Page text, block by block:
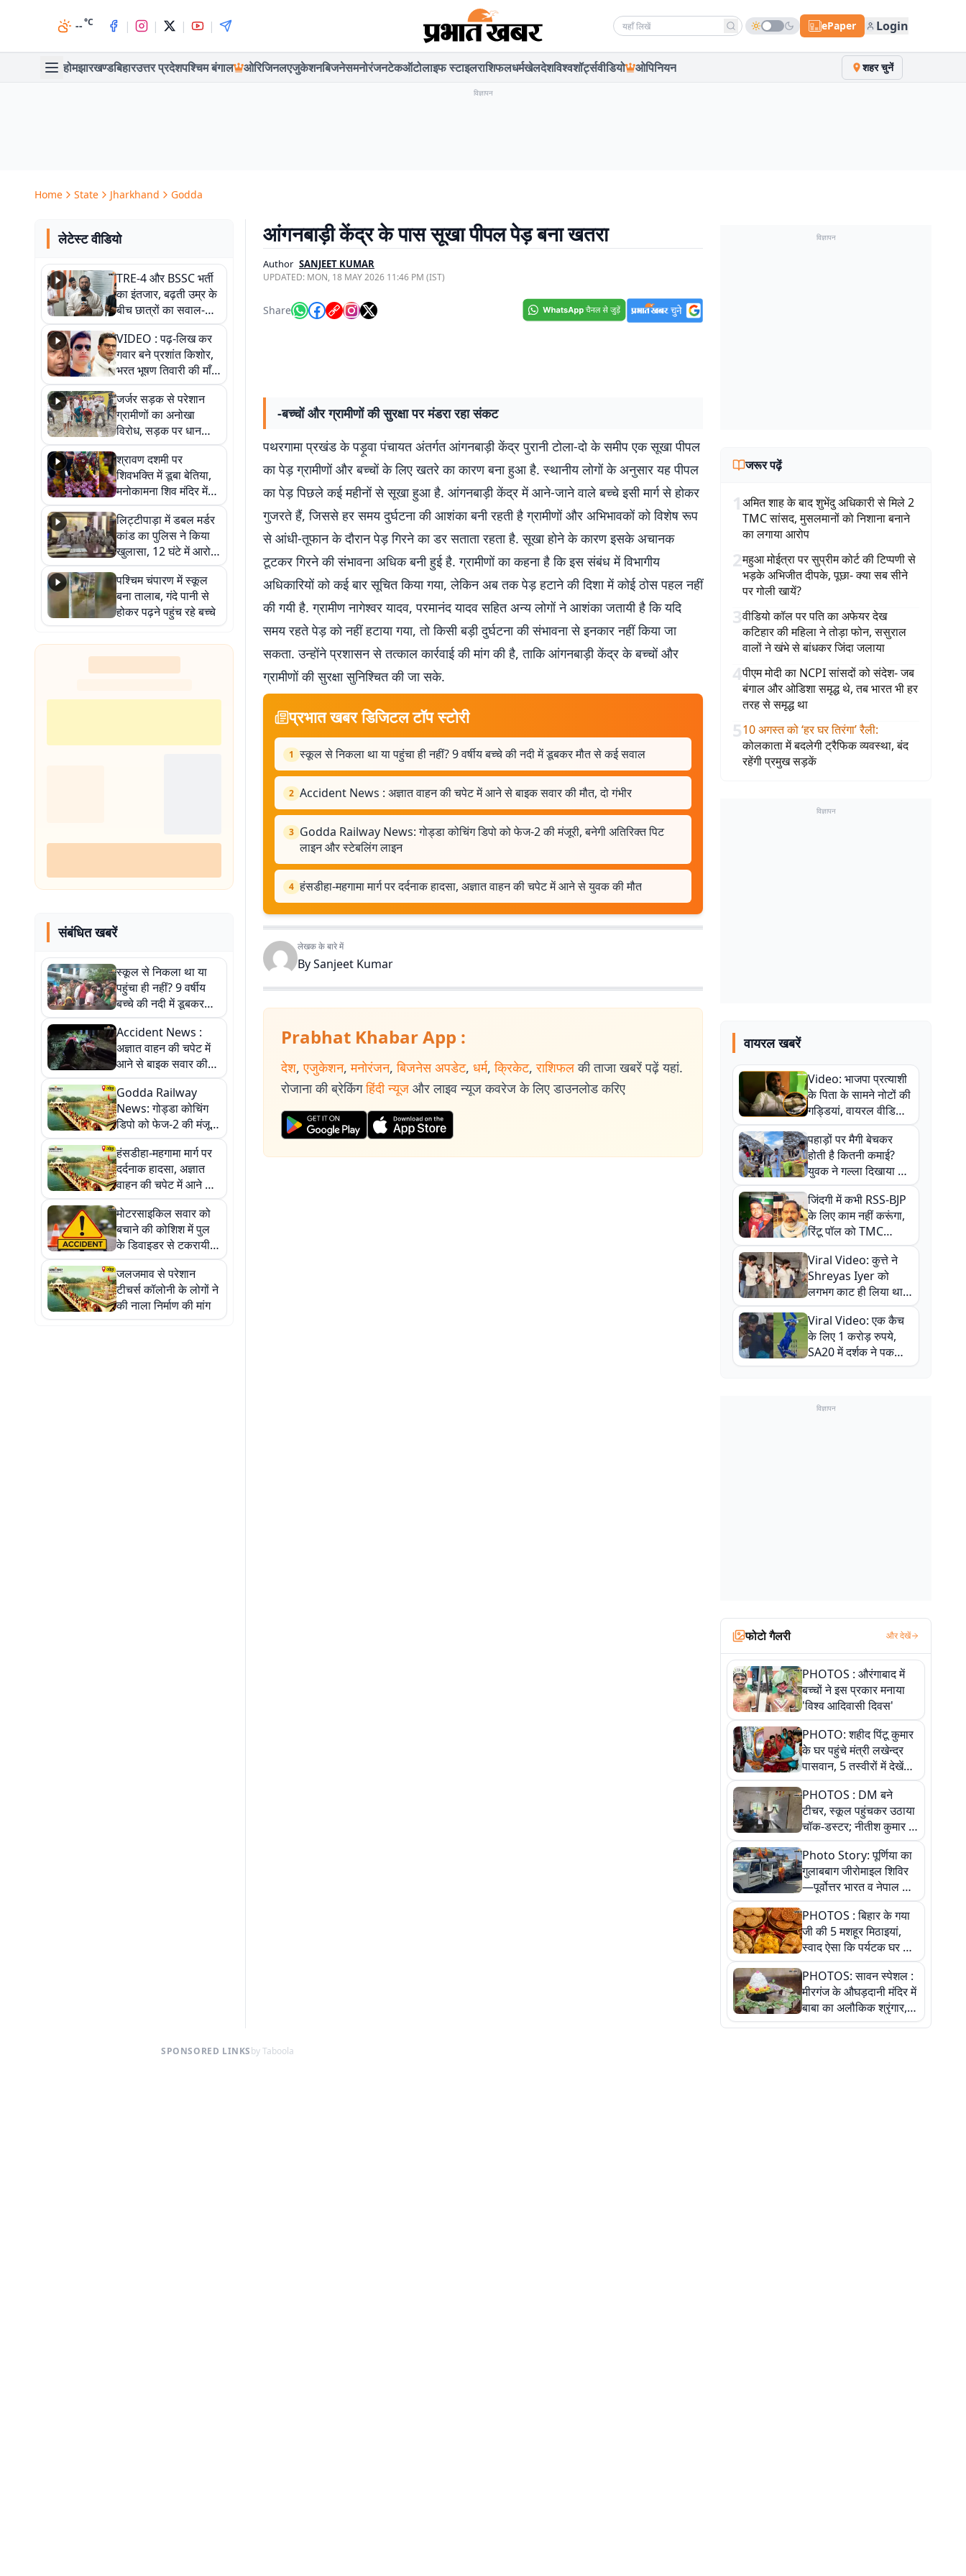
--°C | | | | Search news ePaper Login
होमझारखण्डबिहारउत्तर प्रदेशपश्चिम बंगाल ओरिजिनलएजुकेशनबिजनेसमनोरंजनटेकऑटोलाइफ स्टाइलराशिफलधर्मखेलदेशविश्वशॉर्ट्सवीडियो ओपिनियन शहर चुनें
विज्ञापन
Home State Jharkhand Godda
लेटेस्ट वीडियो
TRE-4 और BSSC भर्ती
का इंतजार, बढ़ती उम्र के
बीच छात्रों का सवाल-
आखिर कब आएगी बहाली?
देखें वीडियो
VIDEO : पढ़-लिख कर
गवार बने प्रशांत किशोर,
भरत भूषण तिवारी की माँ ने
कहा नहीं थी उम्मीद, बेटा
था तो किसी को बोलने की
नहीं थी हिम्मत
जर्जर सड़क से परेशान
ग्रामीणों का अनोखा
विरोध, सड़क पर धान
रोपकर और खाद डालकर
जताया आक्रोश
श्रावण दशमी पर
शिवभक्ति में डूबा बेतिया,
मनोकामना शिव मंदिर में
हुआ भव्य श्रृंगार
लिट्टीपाड़ा में डबल मर्डर
कांड का पुलिस ने किया
खुलासा, 12 घंटे में आरोपी
गिरफ्तार
पश्चिम चंपारण में स्कूल
बना तालाब, गंदे पानी से
होकर पढ़ने पहुंच रहे बच्चे
संबंधित खबरें
स्कूल से निकला था या
पहुंचा ही नहीं? 9 वर्षीय
बच्चे की नदी में डूबकर
मौत से कई सवाल
Accident News :
अज्ञात वाहन की चपेट में
आने से बाइक सवार की
मौत, दो गंभीर
Godda Railway
News: गोड्डा कोचिंग
डिपो को फेज-2 की मंजूरी,
बनेगी अतिरिक्त पिट लाइन
और स्टेबलिंग लाइन
हंसडीहा-महगामा मार्ग पर
दर्दनाक हादसा, अज्ञात
वाहन की चपेट में आने से
युवक की मौत
मोटरसाइकिल सवार को
बचाने की कोशिश में पुल
के डिवाइडर से टकरायी
हाइवा
जलजमाव से परेशान
टीचर्स कॉलोनी के लोगों ने
की नाला निर्माण की मांग
आंगनबाड़ी केंद्र के पास सूखा पीपल पेड़ बना खतरा
Author SANJEET KUMAR
UPDATED: MON, 18 MAY 2026 11:46 PM (IST)
Share
-बच्चों और ग्रामीणों की सुरक्षा पर मंडरा रहा संकट
पथरगामा प्रखंड के पड़ूवा पंचायत अंतर्गत आंगनबाड़ी केंद्र पुरानी टोला-दो के समीप एक सूखा पीपल
का पेड़ ग्रामीणों और बच्चों के लिए खतरे का कारण बना हुआ है. स्थानीय लोगों के अनुसार यह पीपल
का पेड़ पिछले कई महीनों से सूखा हुआ है. आंगनबाड़ी केंद्र में आने-जाने वाले बच्चे इसी मार्ग से होकर
गुजरते हैं, जिससे हर समय दुर्घटना की आशंका बनी रहती है ग्रामीणों और अभिभावकों को विशेष रूप
से आंधी-तूफान के दौरान पेड़ गिरने का डर सताता रहता है. सूखा होने के कारण इसके अचानक
टूटकर गिरने की संभावना अधिक बनी हुई है. ग्रामीणों का कहना है कि इस संबंध में विभागीय
अधिकारियों को कई बार सूचित किया गया, लेकिन अब तक पेड़ हटाने की दिशा में कोई ठोस पहल नहीं
की गयी है. ग्रामीण नागेश्वर यादव, परमानंद यादव सहित अन्य लोगों ने आशंका जतायी है कि यदि
समय रहते पेड़ को नहीं हटाया गया, तो किसी बड़ी दुर्घटना की संभावना से इनकार नहीं किया जा
सकता. उन्होंने प्रशासन से तत्काल कार्रवाई की मांग की है, ताकि आंगनबाड़ी केंद्र के बच्चों और
ग्रामीणों की सुरक्षा सुनिश्चित की जा सके.
प्रभात खबर डिजिटल टॉप स्टोरी
1 स्कूल से निकला था या पहुंचा ही नहीं? 9 वर्षीय बच्चे की नदी में डूबकर मौत से कई सवाल
2 Accident News : अज्ञात वाहन की चपेट में आने से बाइक सवार की मौत, दो गंभीर
3 Godda Railway News: गोड्डा कोचिंग डिपो को फेज-2 की मंजूरी, बनेगी अतिरिक्त पिट
लाइन और स्टेबलिंग लाइन
4 हंसडीहा-महगामा मार्ग पर दर्दनाक हादसा, अज्ञात वाहन की चपेट में आने से युवक की मौत
लेखक के बारे में
BySanjeet Kumar
Prabhat Khabar App :
देश, एजुकेशन, मनोरंजन, बिजनेस अपडेट, धर्म, क्रिकेट, राशिफल की ताजा खबरें पढ़ें यहां.
रोजाना की ब्रेकिंग हिंदी न्यूज और लाइव न्यूज कवरेज के लिए डाउनलोड करिए
विज्ञापन
जरूर पढ़ें
1अमित शाह के बाद शुभेंदु अधिकारी से मिले 2
TMC सांसद, मुसलमानों को निशाना बनाने
का लगाया आरोप
2महुआ मोईत्रा पर सुप्रीम कोर्ट की टिप्पणी से
भड़के अभिजीत दीपके, पूछा- क्या सब सीने
पर गोली खायें?
3वीडियो कॉल पर पति का अफेयर देख
कटिहार की महिला ने तोड़ा फोन, ससुराल
वालों ने खंभे से बांधकर जिंदा जलाया
4पीएम मोदी का NCPI सांसदों को संदेश- जब
बंगाल और ओडिशा समृद्ध थे, तब भारत भी हर
तरह से समृद्ध था
510 अगस्त को ‘हर घर तिरंगा’ रैली:
कोलकाता में बदलेगी ट्रैफिक व्यवस्था, बंद
रहेंगी प्रमुख सड़कें
विज्ञापन
वायरल खबरें
Video: भाजपा प्रत्याशी
के पिता के सामने नोटों की
गड्डियां, वायरल वीडियो
से राजनीति में उबाल,
अजित महतो बोले- TMC
की गंदी चाल
पहाड़ों पर मैगी बेचकर
होती है कितनी कमाई?
युवक ने गल्ला दिखाया तो
नौकरी वालों के खड़े हो गए
कान
जिंदगी में कभी RSS-BJP
के लिए काम नहीं करूंगा,
रिंटू पॉल को TMC
ऑफिस में ले जाकर पीटा,
Video वायरल
Viral Video: कुत्ते ने
Shreyas Iyer को
लगभग काट ही लिया था,
न्यूजीलैंड सीरीज से पहले
बाल-बाल बचे
Viral Video: एक कैच
के लिए 1 करोड़ रुपये,
SA20 में दर्शक ने पकड़ा
एक हाथ से गजब का कैच
विज्ञापन
फोटो गैलरी और देखें
PHOTOS : औरंगाबाद में
बच्चों ने इस प्रकार मनाया
'विश्व आदिवासी दिवस'
PHOTO: शहीद पिंटू कुमार
के घर पहुंचे मंत्री लखेन्द्र
पासवान, 5 तस्वीरों में देखें
उस भावुक पल की पूरी
कहानी
PHOTOS : DM बने
टीचर, स्कूल पहुंचकर उठाया
चॉक-डस्टर; नीतीश कुमार के
इस चहेते अधिकारी को
जानिए
Photo Story: पूर्णिया का
गुलाबबाग जीरोमाइल शिविर
—पूर्वोत्तर भारत व नेपाल के
कांवरियों का प्रमुख सेवा धाम
PHOTOS : बिहार के गया
जी की 5 मशहूर मिठाइयां,
स्वाद ऐसा कि पर्यटक घर ले
जाना नहीं भूलते, तस्वीरों में
देखें
PHOTOS: सावन स्पेशल :
मीरगंज के औघड़दानी मंदिर में
बाबा का अलौकिक श्रृंगार,
तस्वीरों में देखें महादेव के कई
SPONSORED LINKSby Taboola